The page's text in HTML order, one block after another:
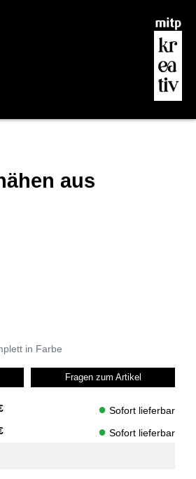
aus
in Farbe
Fragen zum Artikel
● Sofort lieferbar
● Sofort lieferbar